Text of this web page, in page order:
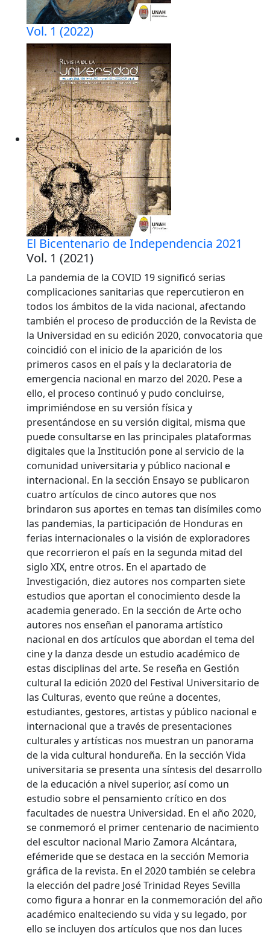
Vol. 1 (2022)
El Bicentenario de Independencia 2021
Vol. 1 (2021)
La pandemia de la COVID 19 significó serias
complicaciones sanitarias que repercutieron en
todos los ámbitos de la vida nacional, afectando
también el proceso de producción de la Revista de
la Universidad en su edición 2020, convocatoria que
coincidió con el inicio de la aparición de los
primeros casos en el país y la declaratoria de
emergencia nacional en marzo del 2020. Pese a
ello, el proceso continuó y pudo concluirse,
imprimiéndose en su versión física y
presentándose en su versión digital, misma que
puede consultarse en las principales plataformas
digitales que la Institución pone al servicio de la
comunidad universitaria y público nacional e
internacional. En la sección Ensayo se publicaron
cuatro artículos de cinco autores que nos
brindaron sus aportes en temas tan disímiles como
las pandemias, la participación de Honduras en
ferias internacionales o la visión de exploradores
que recorrieron el país en la segunda mitad del
siglo XIX, entre otros. En el apartado de
Investigación, diez autores nos comparten siete
estudios que aportan el conocimiento desde la
academia generado. En la sección de Arte ocho
autores nos enseñan el panorama artístico
nacional en dos artículos que abordan el tema del
cine y la danza desde un estudio académico de
estas disciplinas del arte. Se reseña en Gestión
cultural la edición 2020 del Festival Universitario de
las Culturas, evento que reúne a docentes,
estudiantes, gestores, artistas y público nacional e
internacional que a través de presentaciones
culturales y artísticas nos muestran un panorama
de la vida cultural hondureña. En la sección Vida
universitaria se presenta una síntesis del desarrollo
de la educación a nivel superior, así como un
estudio sobre el pensamiento crítico en dos
facultades de nuestra Universidad. En el año 2020,
se conmemoró el primer centenario de nacimiento
del escultor nacional Mario Zamora Alcántara,
efémeride que se destaca en la sección Memoria
gráfica de la revista. En el 2020 también se celebra
la elección del padre José Trinidad Reyes Sevilla
como figura a honrar en la conmemoración del año
académico enalteciendo su vida y su legado, por
ello se incluyen dos artículos que nos dan luces